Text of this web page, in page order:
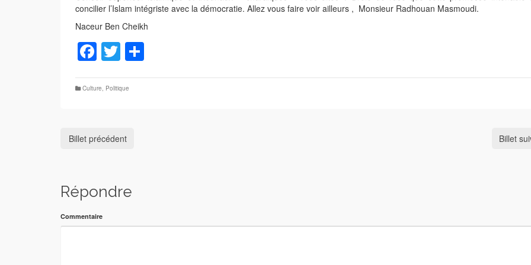
concilier l’Islam intégriste avec la démocratie. Allez vous faire voir ailleurs , Monsieur Radhouan Masmoudi.
Naceur Ben Cheikh
Facebook
Twitter
Culture, Politique
Billet précédent Billet
Répondre
Commentaire